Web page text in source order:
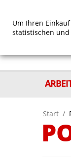
Start /
Um Ihren
statistischen